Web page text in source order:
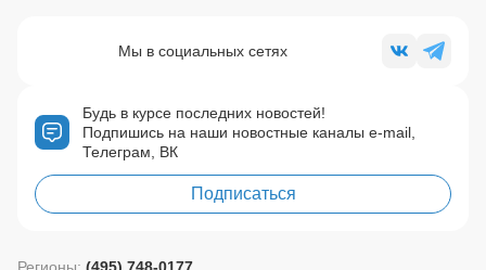
Будь в курсе последних новостей!
Подпишись на наши новостные каналы e-mail,
Телеграм, ВК
Подписаться
Мы в социальных сетях